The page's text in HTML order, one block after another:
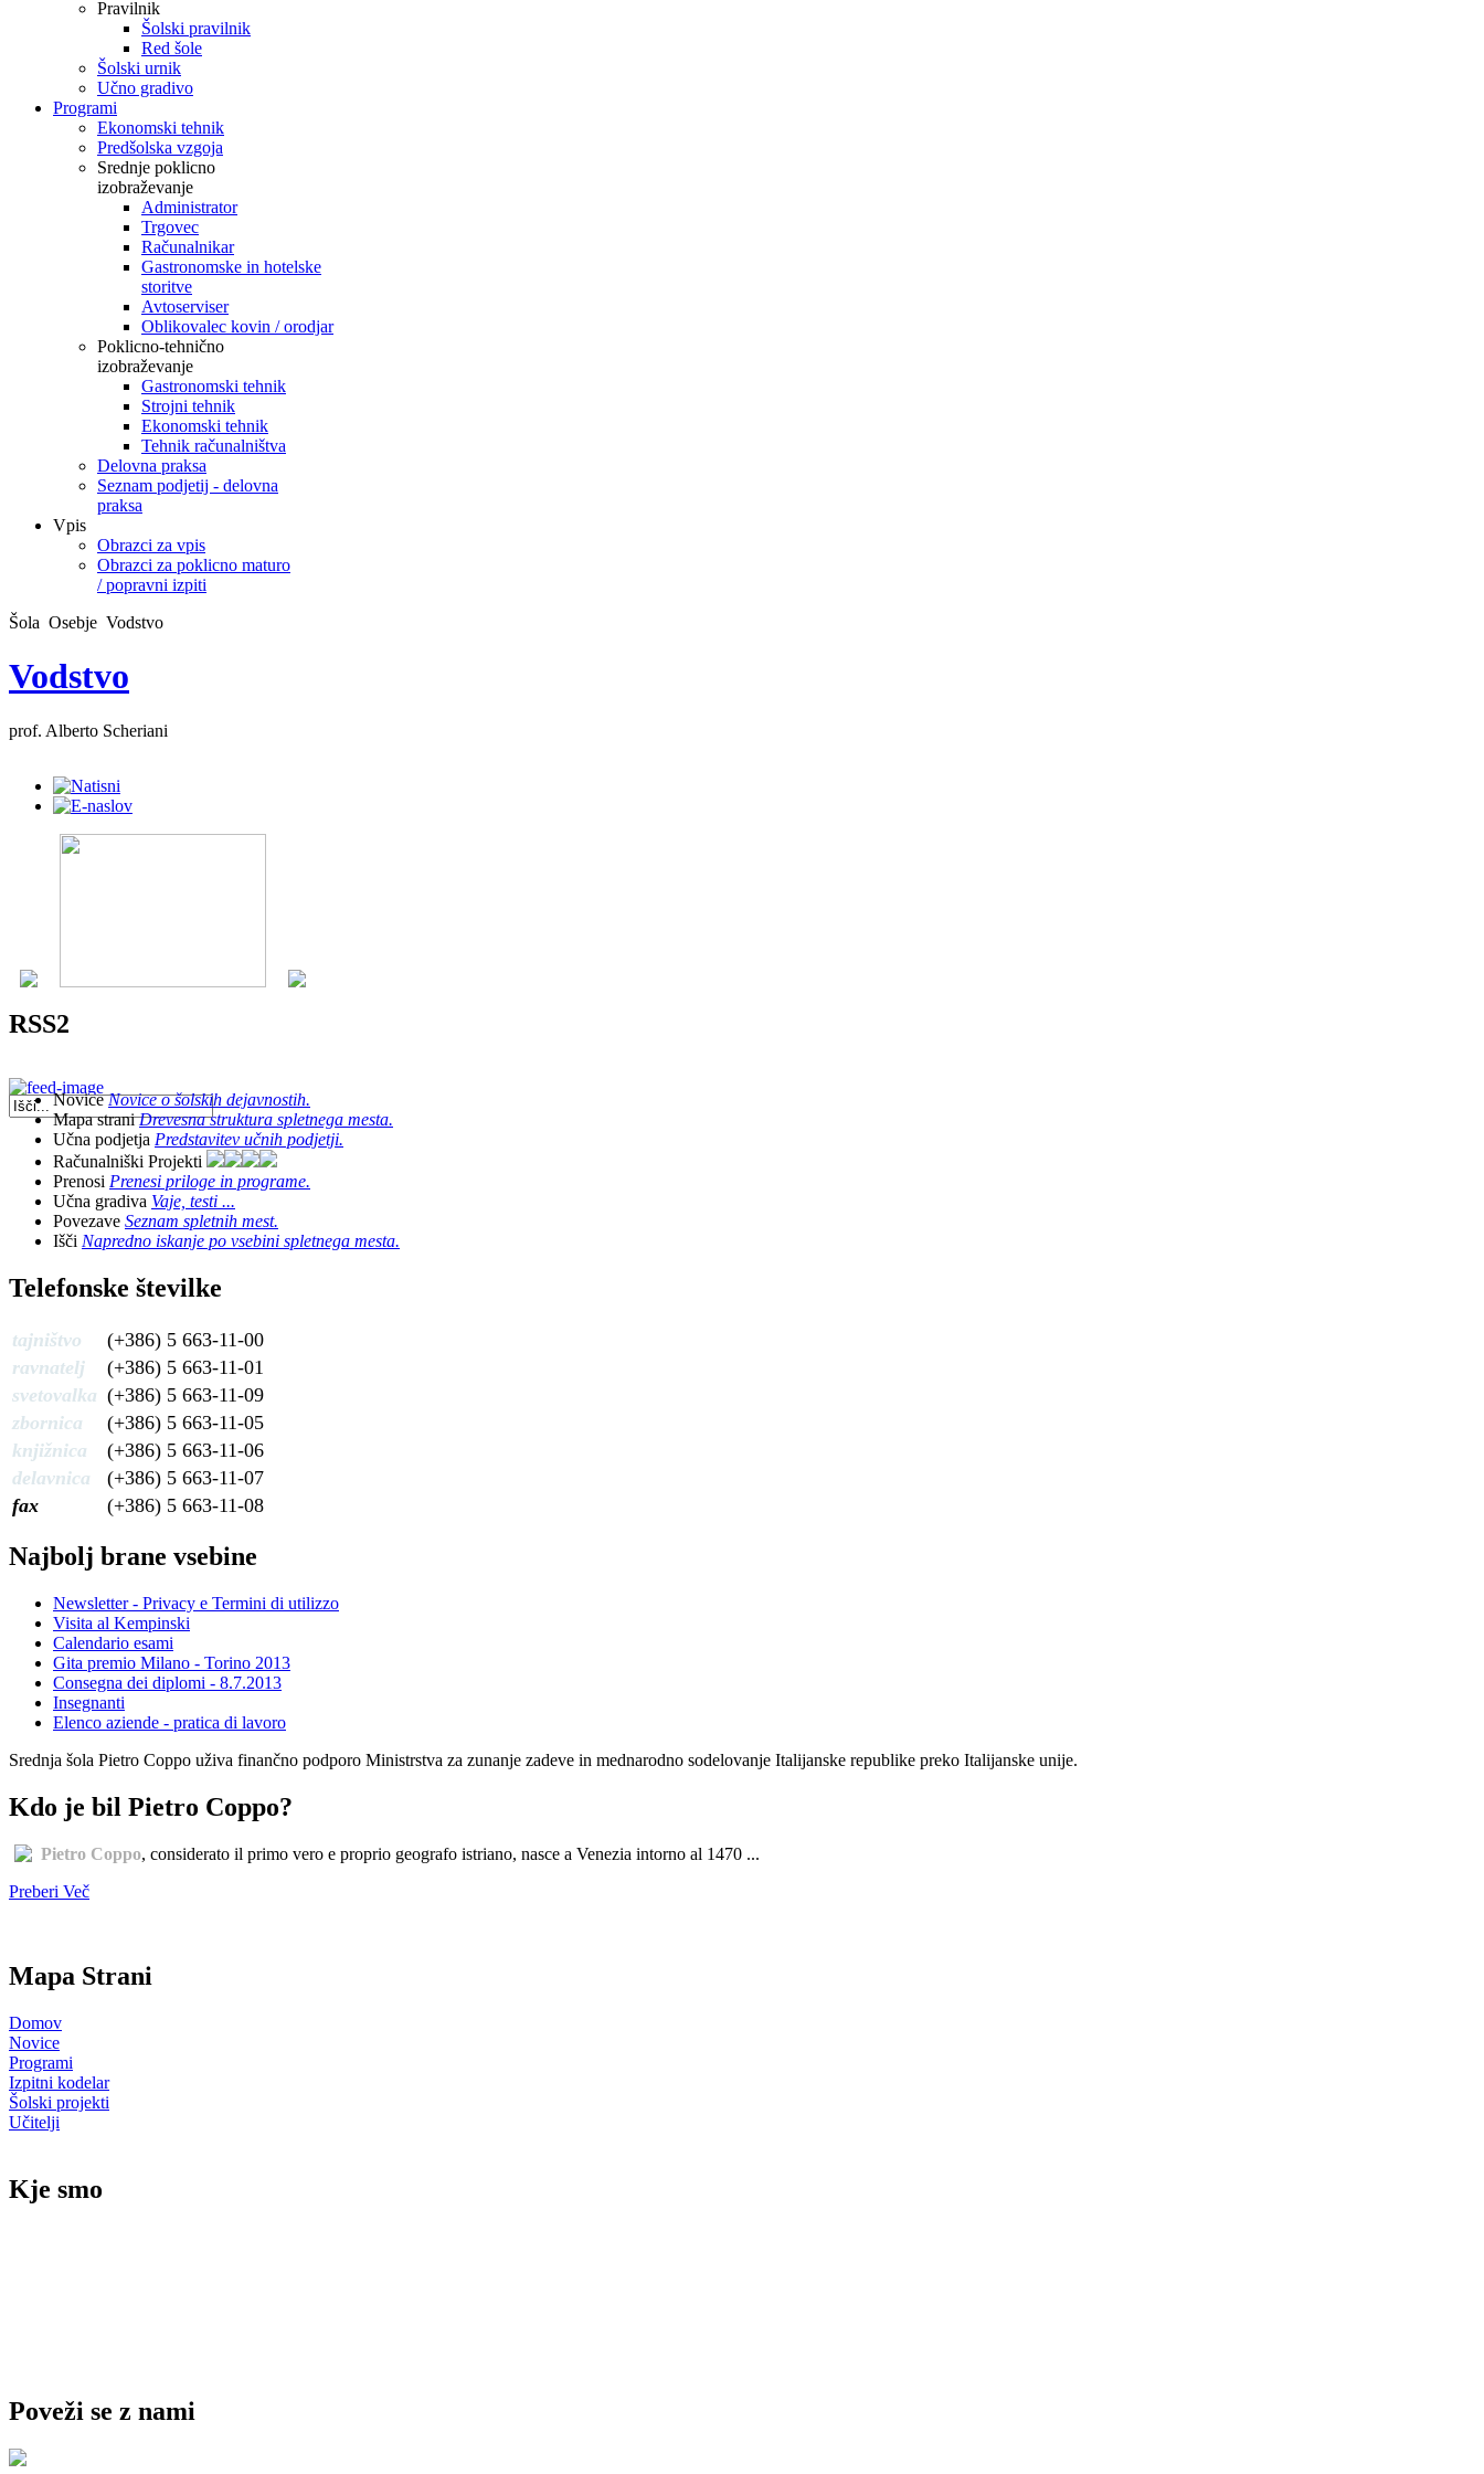
Pravilnik
Šolski pravilnik
Red šole
Šolski urnik
Učno gradivo
Programi
Ekonomski tehnik
Predšolska vzgoja
Srednje poklicno
izobraževanje
Administrator
Trgovec
Računalnikar
Gastronomske in hotelske
storitve
Avtoserviser
Oblikovalec kovin / orodjar
Poklicno-tehnično
izobraževanje
Gastronomski tehnik
Strojni tehnik
Ekonomski tehnik
Tehnik računalništva
Delovna praksa
Seznam podjetij - delovna
praksa
Vpis
Obrazci za vpis
Obrazci za poklicno maturo
/ popravni izpiti
Šola Osebje Vodstvo
Vodstvo
prof. Alberto Scheriani
RSS2
NoviceNovice o šolskih dejavnostih.
Mapa straniDrevesna struktura spletnega mesta.
Učna podjetja Predstavitev učnih podjetji.
Računalniški Projekti
Prenosi Prenesi priloge in programe.
Učna gradiva Vaje, testi ...
Povezave Seznam spletnih mest.
Išči Napredno iskanje po vsebini spletnega mesta.
Telefonske številke
tajništvo
(+386) 5 663-11-00
ravnatelj
(+386) 5 663-11-01
svetovalka (+386) 5 663-11-09
zbornica
(+386) 5 663-11-05
knjižnica
(+386) 5 663-11-06
delavnica
(+386) 5 663-11-07
fax
(+386) 5 663-11-08
Najbolj brane vsebine
Newsletter - Privacy e Termini di utilizzo
Visita al Kempinski
Calendario esami
Gita premio Milano - Torino 2013
Consegna dei diplomi - 8.7.2013
Insegnanti
Elenco aziende - pratica di lavoro
Srednja šola Pietro Coppo uživa finančno podporo Ministrstva za zunanje zadeve in mednarodno sodelovanje Italijanske republike preko Italijanske unije.
Kdo je bil Pietro Coppo?
Pietro Coppo, considerato il primo vero e proprio geografo istriano, nasce a Venezia intorno al 1470 ...
Preberi Več
Mapa Strani
Domov
Novice
Programi
Izpitni kodelar
Šolski projekti
Učitelji
Kje smo
Poveži se z nami